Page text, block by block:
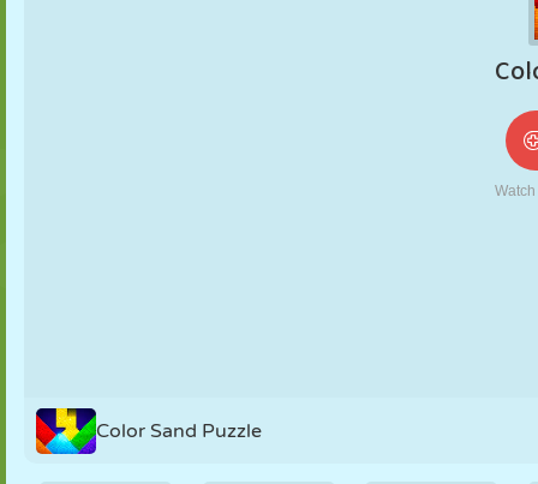
ROBOT
TRULL
Color Sand Puzzle